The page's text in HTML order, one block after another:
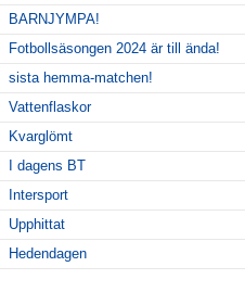
BARNJYMPA!
Fotbollsäsongen 2024 är till ända!
sista hemma-matchen!
Vattenflaskor
Kvarglömt
I dagens BT
Intersport
Upphittat
Hedendagen